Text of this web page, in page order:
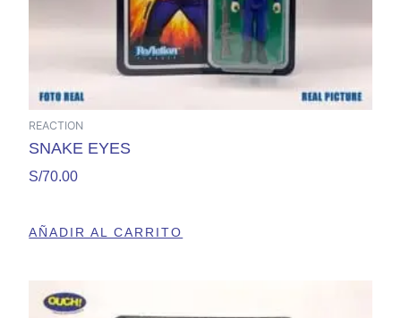
REACTION
SNAKE EYES
S/70.00
AÑADIR AL CARRITO